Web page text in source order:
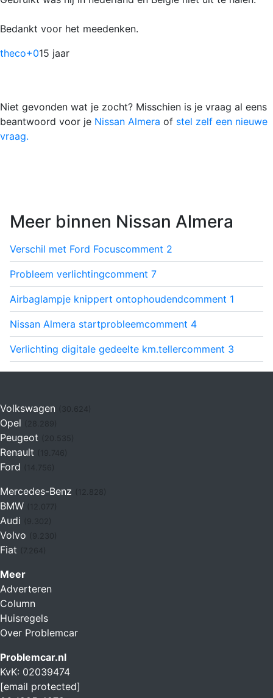
Bedankt voor het meedenken.
theco+015 jaar
Niet gevonden wat je zocht? Misschien is je vraag al eens
beantwoord voor je Nissan Almera of stel zelf een nieuwe
vraag.
Meer binnen Nissan Almera
Verschil met Ford Focuscomment 2
Probleem verlichtingcomment 7
Airbaglampje knippert ontophoudendcomment 1
Nissan Almera startprobleemcomment 4
Verlichting digitale gedeelte km.tellercomment 3
Volkswagen (30.624)
Opel
Peugeot
Renault (19.746)
Ford (14.756)
Mercedes-Benz
BMW
Audi
Volvo
Fiat (7.264)
Meer
Adverteren
Column
Huisregels
Over Problemcar
Problemcar.nl
KvK: 02039474
[email protected]